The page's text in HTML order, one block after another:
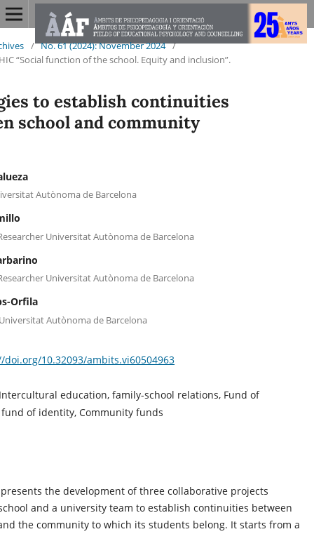
/ No. 61 (2024): November 2024 /
“Social function of the school. Equity and inclusion”.
to establish continuities
school and community
Autònoma de Barcelona
Universitat Autònoma de Barcelona
Universitat Autònoma de Barcelona
Orfila
Autònoma de Barcelona
10.32093/ambits.vi60504963
education, family-school relations, Fund of
of identity, Community funds
the development of three collaborative projects
and a university team to establish continuities between
the community to which its students belong. It starts from a